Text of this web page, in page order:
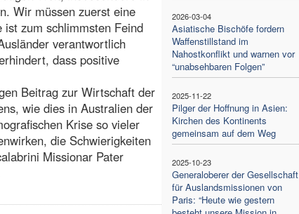
2026-03-04
Asiatische Bischöfe fordern
Waffenstillstand im
Nahostkonflikt und warnen vor
“unabsehbaren Folgen”
2025-11-22
Pilger der Hoffnung in Asien:
Kirchen des Kontinents
gemeinsam auf dem Weg
2025-10-23
Generaloberer der Gesellschaft
für Auslandsmissionen von
Paris: “Heute wie gestern
Wir müssen zuerst eine
zum schlimmsten Feind
verantwortlich
dass positive
Beitrag zur Wirtschaft der
wie dies in Australien der
Krise so vieler
die Schwierigkeiten
Missionar Pater